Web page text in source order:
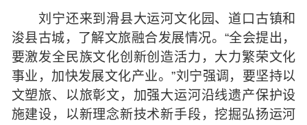
刘宁还来到滑县大运河文化园、道口古镇和
浚县古城，了解文旅融合发展情况。“全会提出，
要激发全民族文化创新创造活力，大力繁荣文化
事业，加快发展文化产业。”刘宁强调，要坚持以
文塑旅、以旅彰文，加强大运河沿线遗产保护设
施建设，以新理念新技术新手段，挖掘弘扬运河